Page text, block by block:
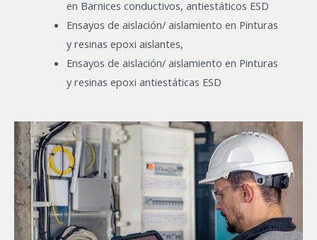
en Barnices conductivos, antiestáticos ESD
Ensayos de aislación/ aislamiento en Pinturas
y resinas epoxi aislantes,
Ensayos de aislación/ aislamiento en Pinturas
y resinas epoxi antiestáticas ESD